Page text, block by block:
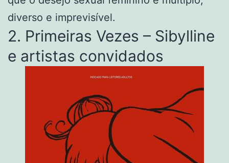
diverso e imprevisível.
2. Primeiras Vezes – Sibylline
e artistas convidados